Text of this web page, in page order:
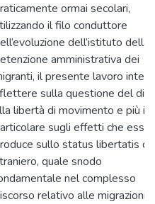
ormai secolari,
il filo conduttore
dell’istituto della
amministrativa dei
il presente lavoro
sulla questione del
libertà di movimento e più in
sugli effetti che esso
sullo status libertatis
quale snodo
nel complesso
relativo alle migrazioni,